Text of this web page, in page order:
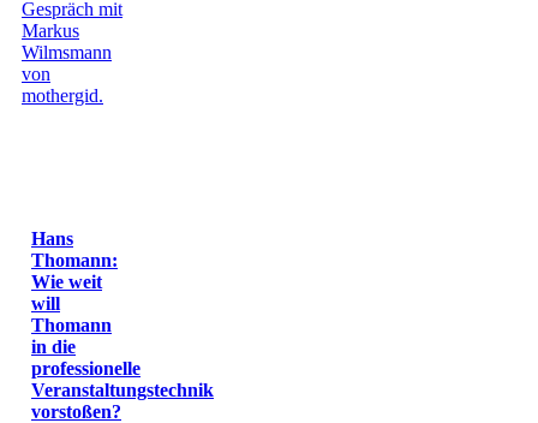
Hans
Thomann:
Wie weit
will
Thomann
in die
professionelle
Veranstaltungstechnik
vorstoßen?